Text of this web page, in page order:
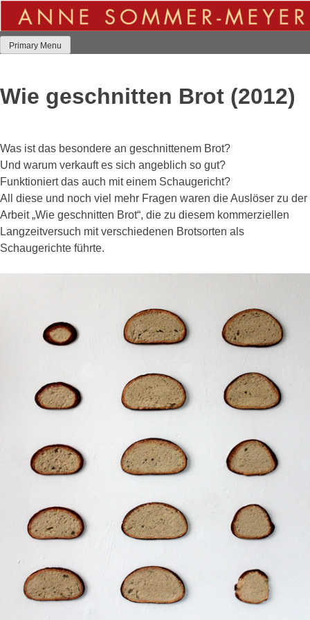
content
Primary Menu
Wie geschnitten Brot (2012)
Was ist das besondere an geschnittenem Brot?
Und warum verkauft es sich angeblich so gut?
Funktioniert das auch mit einem Schaugericht?
All diese und noch viel mehr Fragen waren die Auslöser zu der
Arbeit „Wie geschnitten Brot“, die zu diesem kommerziellen
Langzeitversuch mit verschiedenen Brotsorten als
Schaugerichte führte.